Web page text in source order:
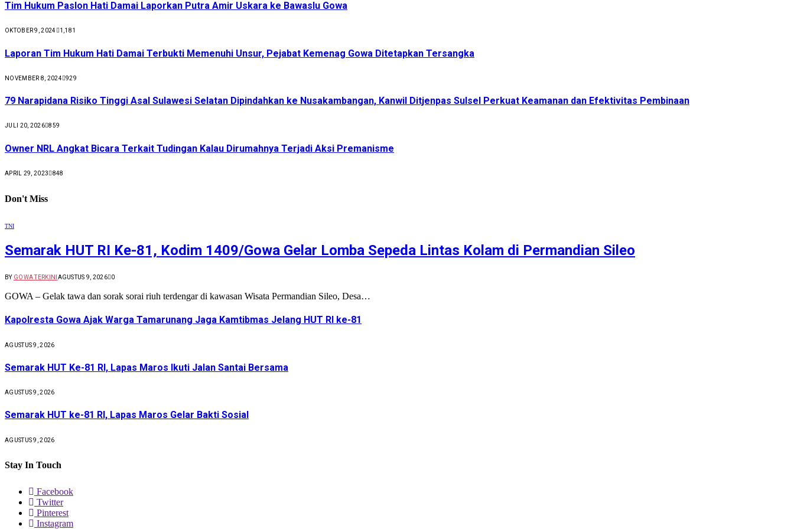
Tim Hukum Paslon Hati Damai Laporkan Putra Amir Uskara ke Bawaslu Gowa
OKTOBER 9, 2024 1,181
Laporan Tim Hukum Hati Damai Terbukti Memenuhi Unsur, Pejabat Kemenag Gowa Ditetapkan Tersangka
NOVEMBER 8, 2024 929
79 Narapidana Risiko Tinggi Asal Sulawesi Selatan Dipindahkan ke Nusakambangan, Kanwil Ditjenpas Sulsel Perkuat Keamanan dan Efektivitas Pembinaan
JULI 20, 2026 859
Owner NRL Angkat Bicara Terkait Tudingan Kalau Dirumahnya Terjadi Aksi Premanisme
APRIL 29, 2023 848
Don't Miss
TNI
Semarak HUT RI Ke-81, Kodim 1409/Gowa Gelar Lomba Sepeda Lintas Kolam di Permandian Sileo
BY GOWA TERKINI AGUSTUS 9, 2026 0
GOWA – Gelak tawa dan sorak sorai riuh terdengar di kawasan Wisata Permandian Sileo, Desa…
Kapolresta Gowa Ajak Warga Tamarunang Jaga Kamtibmas Jelang HUT RI ke-81
AGUSTUS 9, 2026
Semarak HUT Ke-81 RI, Lapas Maros Ikuti Jalan Santai Bersama
AGUSTUS 9, 2026
Semarak HUT ke-81 RI, Lapas Maros Gelar Bakti Sosial
AGUSTUS 9, 2026
Stay In Touch
Facebook
Twitter
Pinterest
Instagram